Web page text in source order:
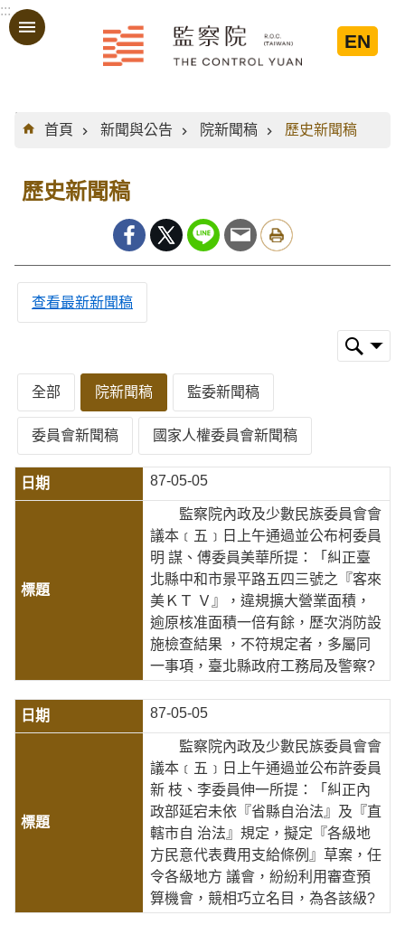
跳到主要內容區塊
:::
EN
:::
首頁
新聞與公告 院新聞稿 歷史新聞稿
歷史新聞稿
查看最新新聞稿
全部 院新聞稿 監委新聞稿
委員會新聞稿 國家人權委員會新聞稿
87-05-05
監察院內政及少數民族委員會會
議本﹝五﹞日上午通過並公布柯委員
明 謀、傅委員美華所提：「糾正臺
北縣中和市景平路五四三號之『客來
美ＫＴ Ｖ』，違規擴大營業面積，
逾原核准面積一倍有餘，歷次消防設
施檢查結果 ，不符規定者，多屬同
一事項，臺北縣政府工務局及警察?
87-05-05
監察院內政及少數民族委員會會
議本﹝五﹞日上午通過並公布許委員
新 枝、李委員伸一所提：「糾正內
政部延宕未依『省縣自治法』及『直
轄市自 治法』規定，擬定『各級地
方民意代表費用支給條例』草案，任
令各級地方 議會，紛紛利用審查預
算機會，競相巧立名目，為各該級?